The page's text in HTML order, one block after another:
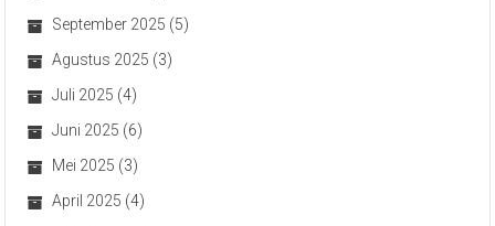
September 2025 (5)
Agustus 2025 (3)
Juli 2025 (4)
Juni 2025 (6)
Mei 2025 (3)
April 2025 (4)